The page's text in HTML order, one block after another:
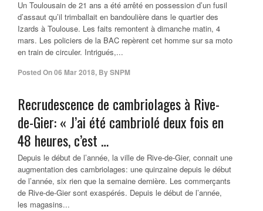
Un Toulousain de 21 ans a été arrêté en possession d’un fusil
d’assaut qu’il trimballait en bandoulière dans le quartier des
Izards à Toulouse. Les faits remontent à dimanche matin, 4
mars. Les policiers de la BAC repèrent cet homme sur sa moto
en train de circuler. Intrigués,...
Posted On06 Mar 2018, BySNPM
Recrudescence de cambriolages à Rive-
de-Gier: « J’ai été cambriolé deux fois en
48 heures, c’est …
Depuis le début de l’année, la ville de Rive-de-Gier, connait une
augmentation des cambriolages: une quinzaine depuis le début
de l’année, six rien que la semaine dernière. Les commerçants
de Rive-de-Gier sont exaspérés. Depuis le début de l’année,
les magasins...